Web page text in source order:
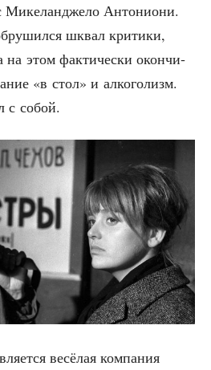
Мике­лан­дже­ло Анто­ни­о­ни.
шквал кри­ти­ки,
на этом фак­ти­че­ски окон­чи­
«в стол» и алко­го­лизм.
с собой.
весё­лая ком­па­ния